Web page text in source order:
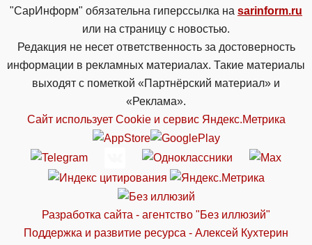
"СарИнформ" обязательна гиперссылка на sarinform.ru
или на страницу с новостью.
Редакция не несет ответственность за достоверность
информации в рекламных материалах. Такие материалы
выходят с пометкой «Партнёрский материал» и
«Реклама».
Сайт использует Cookie и сервиc Яндекс.Метрика
Разработка сайта - агентство "Без иллюзий"
Поддержка и развитие ресурса - Алексей Кухтерин